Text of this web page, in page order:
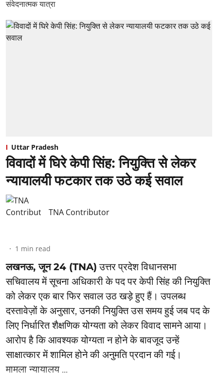
Uttar Pradesh
विवादों में घिरे केपी सिंह: नियुक्ति से लेकर
न्यायालयी फटकार तक उठे कई सवाल
TNA Contributor
1 min read
लखनऊ, जून 24 (TNA) उत्तर प्रदेश विधानसभा
सचिवालय में सूचना अधिकारी के पद पर केपी सिंह की नियुक्ति
को लेकर एक बार फिर सवाल उठ खड़े हुए हैं। उपलब्ध
दस्तावेज़ों के अनुसार, उनकी नियुक्ति उस समय हुई जब पद के
लिए निर्धारित शैक्षणिक योग्यता को लेकर विवाद सामने आया।
आरोप है कि आवश्यक योग्यता न होने के बावजूद उन्हें
साक्षात्कार में शामिल होने की अनुमति प्रदान की गई।
मामला न्यायालय ...